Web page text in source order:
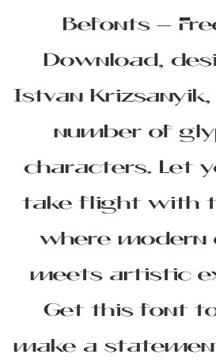
Befonts –
Download,
Istvan
number of
characters. Let
take flight with
where modern
meets artistic
Get this font
make a